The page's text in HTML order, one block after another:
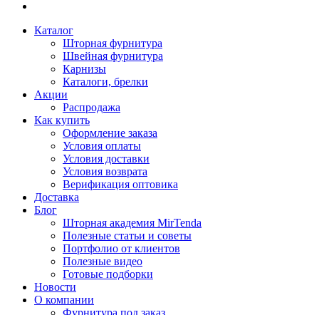
Каталог
Шторная фурнитура
Швейная фурнитура
Карнизы
Каталоги, брелки
Акции
Распродажа
Как купить
Оформление заказа
Условия оплаты
Условия доставки
Условия возврата
Верификация оптовика
Доставка
Блог
Шторная академия MirTenda
Полезные статьи и советы
Портфолио от клиентов
Полезные видео
Готовые подборки
Новости
О компании
Фурнитура под заказ